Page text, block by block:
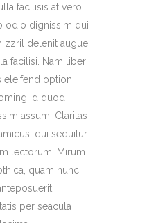
facilisis at vero
odio dignissim qui
zzril delenit augue
facilisi. Nam liber
eleifend option
id quod
assum. Claritas
qui sequitur
lectorum. Mirum
quam nunc
per seacula